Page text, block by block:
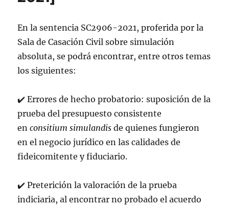
En la sentencia SC2906-2021, proferida por la
Sala de Casación Civil sobre simulación
absoluta, se podrá encontrar, entre otros temas
los siguientes:
✔️Errores de hecho probatorio: suposición de la
prueba del presupuesto consistente
enconsitium simulandisde quienes fungieron
en el negocio jurídico en las calidades de
fideicomitente y fiduciario.
✔️Preterición la valoración de la prueba
indiciaria, al encontrar no probado el acuerdo